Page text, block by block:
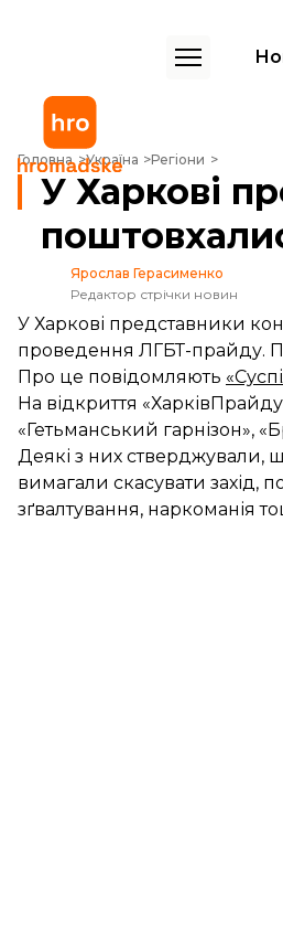
Головна Україна Регіони
У Харкові противники ЛГБТ-прайду
У Харкові
Ярослав Герасименко
Редактор стрічки новин
У Харкові представники
проведення ЛГБТ-прайду.
Про це повідомляють
На відкриття
«Гетьманський гарнізон»,
Деякі з них стверджували,
вимагали скасувати захід,
зґвалтування, наркоманія